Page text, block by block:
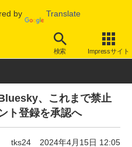
by Translate
検索 Impressサイト
サービス
、これまで禁止
ト登録を承認へ
tks24 2024年4月15日 12:05